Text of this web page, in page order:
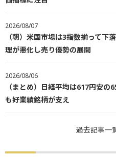
2026/08/07
（朝）米国市場は3指数揃って
理が悪化し売り優勢の展開
2026/08/06
（まとめ）日経平均は617円安
も好業績銘柄が支え
過去記事一